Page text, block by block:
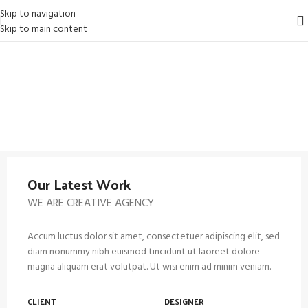
Skip to navigation
Skip to main content
Our Latest Work
WE ARE CREATIVE AGENCY
Accum luctus dolor sit amet, consectetuer adipiscing elit, sed
diam nonummy nibh euismod tincidunt ut laoreet dolore
magna aliquam erat volutpat. Ut wisi enim ad minim veniam.
CLIENT DESIGNER